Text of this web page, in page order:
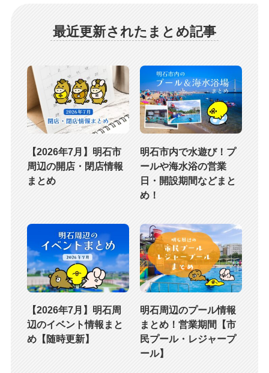
最近更新されたまとめ記事
【2026年7月】明石市
周辺の開店・閉店情報
まとめ
明石市内で水遊び！プ
ールや海水浴の営業
日・開設期間などまと
め！
【2026年7月】明石周
辺のイベント情報まと
め【随時更新】
明石周辺のプール情報
まとめ！営業期間【市
民プール・レジャープ
ール】